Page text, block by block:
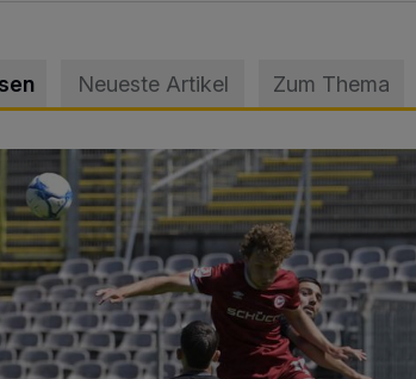
Neueste Artikel Zum Thema
im Barmer Bahnhof und klare Ansage